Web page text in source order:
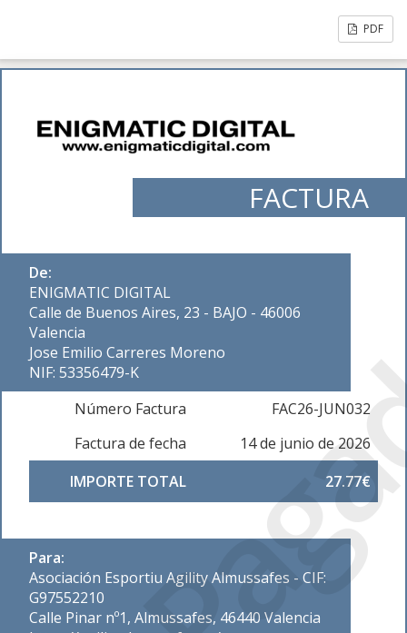
PDF
FACTURA
De:
ENIGMATIC DIGITAL
Calle de Buenos Aires, 23 - BAJO - 46006
Valencia
Jose Emilio Carreres Moreno
NIF: 53356479-K
Número Factura
FAC26-JUN032
Factura de fecha
14 de junio de 2026
IMPORTE TOTAL
27.77€
Para:
Asociación Esportiu Agility Almussafes - CIF:
G97552210
Calle Pinar nº1, Almussafes, 46440 Valencia